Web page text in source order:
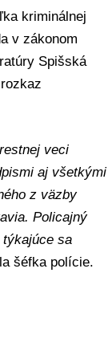
kriminálnej
v zákonom
Spišská
veci
aj všetkými
z väzby
Policajný
týkajúce sa
šéfka polície.